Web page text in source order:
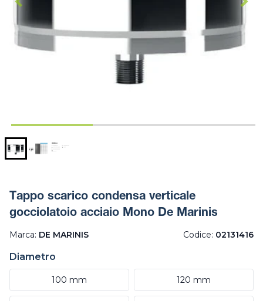
Tappo scarico condensa verticale
gocciolatoio acciaio Mono De Marinis
Marca: DE MARINIS Codice: 02131416
Diametro
100 mm 120 mm